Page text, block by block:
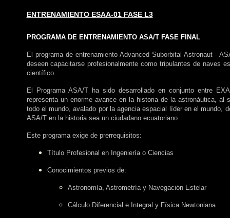
ENTRENAMIENTO ESAA-01 FASE L3
PROGRAMA DE ENTRENAMIENTO ASA/T FASE FINAL
El programa de entrenamiento Advanced Suborbital Astronaut -
deseen capacitarse profesionalmente como tripulantes de naves
científico.
El Programa ASA/T ha sido desarrollado en conjunto entre EXA
representa un enorme avance en la historia de la astronáutica,
todo el mundo, avalado por la agencia espacial líder en el
ASA/T en la historia sea un ciudadano ecuatoriano.
Este programa exige de prerrequisitos:
Título Profesional en Ingeniería o Ciencias
Conocimientos previos de:
Astronomía, Astrometría y Navegación Estelar
Cálculo Diferencial e Integral y Física Newtoniana